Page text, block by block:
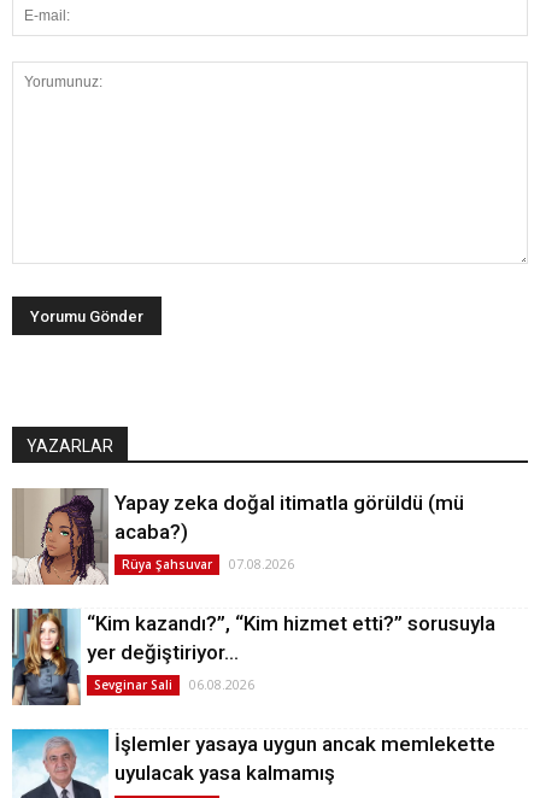
YAZARLAR
Yapay zeka doğal itimatla görüldü (mü
acaba?)
Rüya Şahsuvar 07.08.2026
“Kim kazandı?”, “Kim hizmet etti?” sorusuyla
yer değiştiriyor…
Sevginar Sali 06.08.2026
İşlemler yasaya uygun ancak memlekette
uyulacak yasa kalmamış